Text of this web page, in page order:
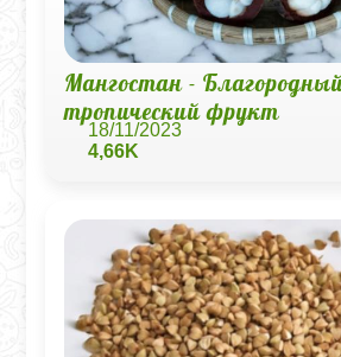
Мангостан -
тропический фрукт
18/11/2023
4,66K